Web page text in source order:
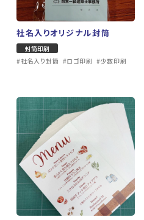
講演会式次第
大判コピー
#大判印刷 #拡大コピー #大型出力
社名入りオリジナル封筒
封筒印刷
#社名入り封筒 #ロゴ印刷 #少数印刷